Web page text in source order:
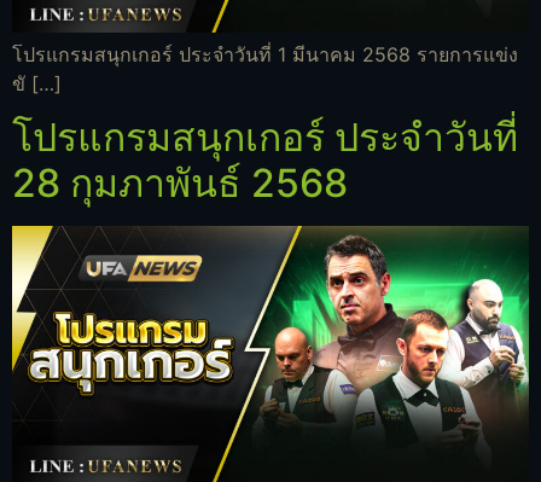
โปรแกรมสนุกเกอร์ ประจำวันที่ 1 มีนาคม 2568 รายการแข่ง
ขั […]
โปรแกรมสนุกเกอร์ ประจำวันที่
28 กุมภาพันธ์ 2568